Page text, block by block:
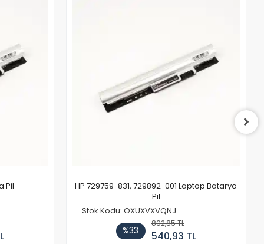
Pil
HP 729759-831, 729892-001 Laptop Batarya
Pil
Stok Kodu: OXUXVXVQNJ
%33
802,85 TL
540,93 TL